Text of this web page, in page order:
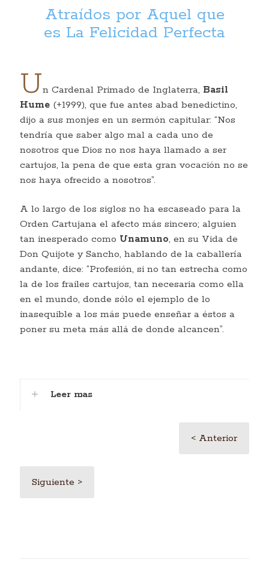
Atraídos por Aquel que
es La Felicidad Perfecta
Un Cardenal Primado de Inglaterra, Basil
Hume (+1999), que fue antes abad benedictino,
dijo a sus monjes en un sermón capitular: “Nos
tendría que saber algo mal a cada uno de
nosotros que Dios no nos haya llamado a ser
cartujos, la pena de que esta gran vocación no se
nos haya ofrecido a nosotros”.
A lo largo de los siglos no ha escaseado para la
Orden Cartujana el afecto más sincero; alguien
tan inesperado como Unamuno, en su Vida de
Don Quijote y Sancho, hablando de la caballería
andante, dice: “Profesión, si no tan estrecha como
la de los frailes cartujos, tan necesaria como ella
en el mundo, donde sólo el ejemplo de lo
inasequible a los más puede enseñar a éstos a
poner su meta más allá de donde alcancen”.
Leer mas
< Anterior
Siguiente >